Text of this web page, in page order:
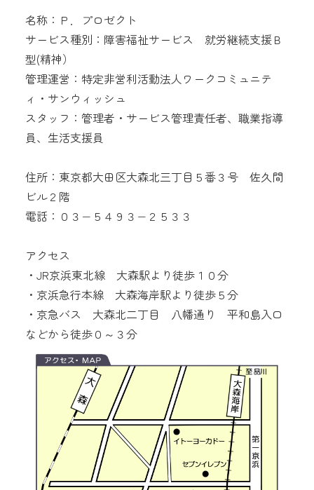
名称：Ｐ．プロゼクト
サービス種別：障害福祉サービス 就労継続支援Ｂ
型(精神）
管理運営：特定非営利活動法人ワークコミュニテ
ィ・サンウィッシュ
スタッフ：管理者・サービス管理責任者、職業指導
員、生活支援員
住所：東京都大田区大森北三丁目５番３号 佐久間
ビル２階
電話：０３−５４９３−２５３３
アクセス
・JR京浜東北線 大森駅より徒歩１０分
・京浜急行本線 大森海岸駅より徒歩５分
・京急バス 大森北二丁目 八幡通り 平和島入口
などから徒歩０～３分